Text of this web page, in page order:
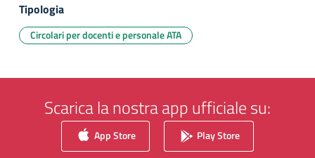
Tipologia
Circolari per docenti e personale ATA
Scarica la nostra app ufficiale su:
App Store Play Store